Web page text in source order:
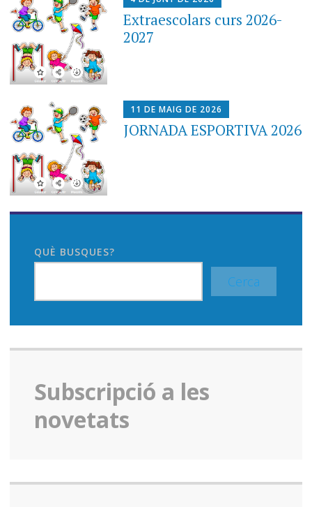
Extraescolars curs 2026-
2027
11 DE MAIG DE 2026
JORNADA ESPORTIVA 2026
QUÈ BUSQUES?
Cerca
Subscripció a les
novetats